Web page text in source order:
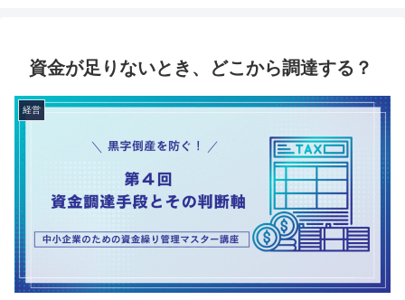
資金が足りないとき、どこから調達する？
経営